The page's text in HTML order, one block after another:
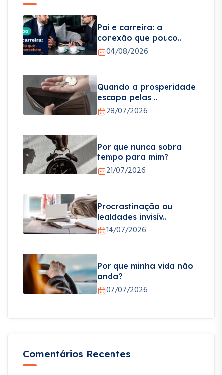
Pai e carreira: a
conexão que pouco..
04/08/2026
Quando a prosperidade
escapa pelas ..
28/07/2026
Por que nunca sobra
tempo para mim?
21/07/2026
Procrastinação ou
lealdades invisív..
14/07/2026
Por que minha vida não
anda?
07/07/2026
Comentários Recentes